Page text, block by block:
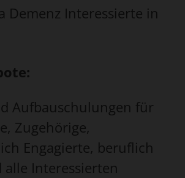
Demenz Interessierte in
Aufbauschulungen für
Zugehörige,
Engagierte, beruflich
alle Interessierten